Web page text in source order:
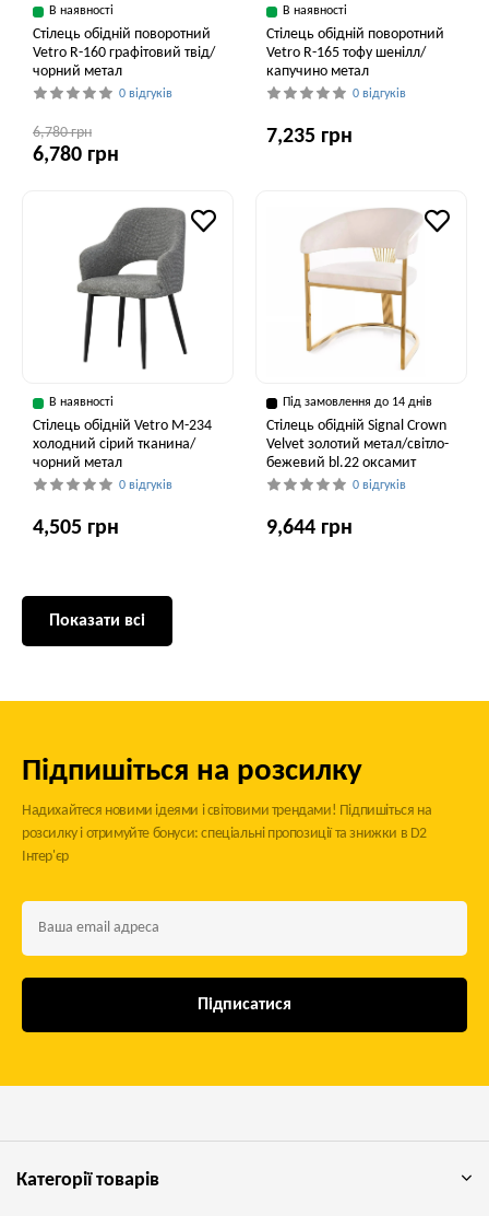
В наявності
Стілець обідній поворотний
Vetro R-160 графітовий твід/
чорний метал
0 відгуків
6,780 грн
6,780 грн
В наявності
Стілець обідній поворотний
Vetro R-165 тофу шенілл/
капучино метал
0 відгуків
7,235 грн
В наявності
Стілець обідній Vetro M-234
холодний сірий тканина/
чорний метал
0 відгуків
4,505 грн
Під замовлення до 14 днів
Стілець обідній Signal Crown
Velvet золотий метал/світло-
бежевий bl.22 оксамит
0 відгуків
9,644 грн
Показати всі
Підпишіться на розсилку
Надихайтеся новими ідеями і світовими трендами! Підпишіться на
розсилку і отримуйте бонуси: спеціальні пропозиції та знижки в D2
Інтер'єр
Підписатися
Категорії товарів